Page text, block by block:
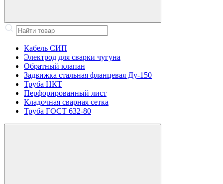
Кабель СИП
Электрод для сварки чугуна
Обратный клапан
Задвижка стальная фланцевая Ду-150
Труба НКТ
Перфорированный лист
Кладочная сварная сетка
Труба ГОСТ 632-80